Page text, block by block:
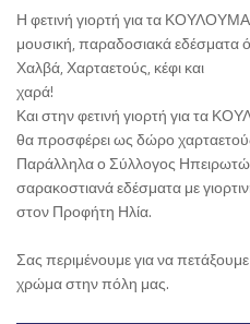
Η φετινή γιορτή για τα
μουσική, παραδοσιακά
Χαλβά, Χαρταετούς, κέφι και
χαρά!
Και στην φετινή γιορτή για τα
θα προσφέρει ως δώρο
Παράλληλα ο Σύλλογος
σαρακοστιανά εδέσματα με
στον Προφήτη Ηλία.
Σας περιμένουμε για να
χρώμα στην πόλη μας.